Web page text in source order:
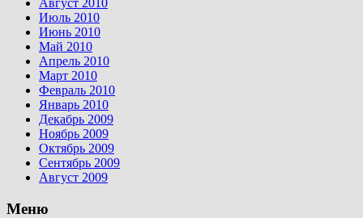
Август 2010
Июль 2010
Июнь 2010
Май 2010
Апрель 2010
Март 2010
Февраль 2010
Январь 2010
Декабрь 2009
Ноябрь 2009
Октябрь 2009
Сентябрь 2009
Август 2009
Меню